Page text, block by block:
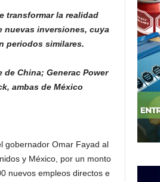
transformar la realidad
nuevas inversiones, cuya
periodos similares.
China; Generac Power
ambas de México
gobernador Omar Fayad al
y México, por un monto
nuevos empleos directos e